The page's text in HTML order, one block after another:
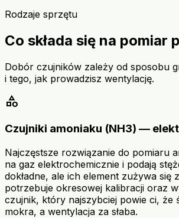
Rodzaje sprzętu
Co składa się na pomiar
Dobór czujników zależy od sposobu
i tego, jak prowadzisz wentylację.
category
Czujniki amoniaku (NH3) —
Najczęstsze rozwiązanie do pomiaru
na gaz elektrochemicznie i podają
dokładne, ale ich element zużywa się
potrzebuje okresowej kalibracji oraz
czujnik, który najszybciej powie ci, że
mokra, a wentylacja za słaba.